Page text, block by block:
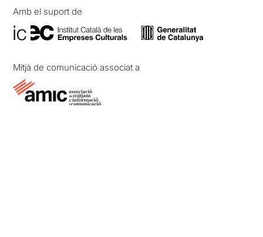
Amb el suport de
Mitjà de comunicació associat a